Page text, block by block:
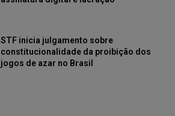
STF inicia julgamento sobre
constitucionalidade da proibição dos
jogos de azar no Brasil